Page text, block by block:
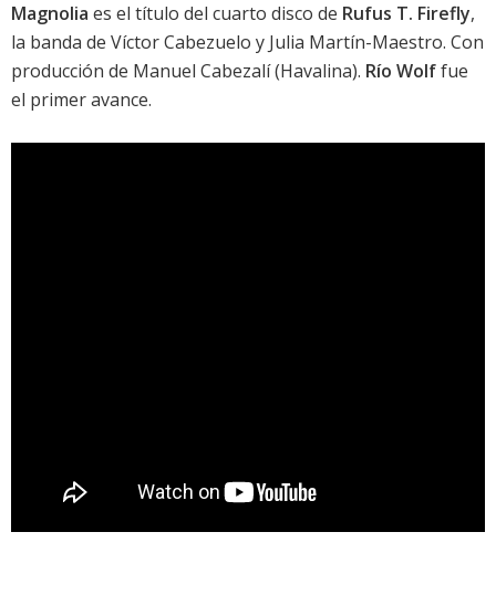
Magnolia es el título del cuarto disco de Rufus T. Firefly,
la banda de Víctor Cabezuelo y Julia Martín-Maestro. Con
producción de Manuel Cabezalí (Havalina). Río Wolffue
el primer avance.